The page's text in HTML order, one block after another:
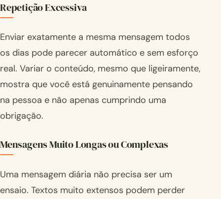
Repetição Excessiva
Enviar exatamente a mesma mensagem todos
os dias pode parecer automático e sem esforço
real. Variar o conteúdo, mesmo que ligeiramente,
mostra que você está genuinamente pensando
na pessoa e não apenas cumprindo uma
obrigação.
Mensagens Muito Longas ou Complexas
Uma mensagem diária não precisa ser um
ensaio. Textos muito extensos podem perder